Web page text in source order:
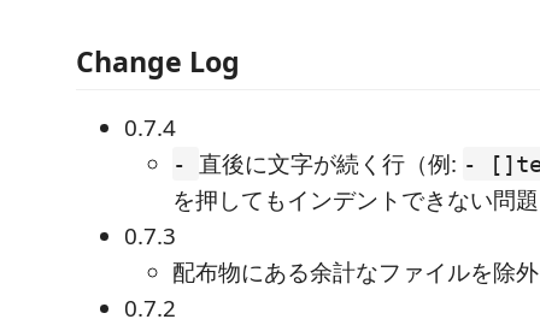
Change Log
0.7.4
- 直後に文字が続く行（例: -
を押してもインデントできない問
0.7.3
配布物にある余計なファイルを除外
0.7.2